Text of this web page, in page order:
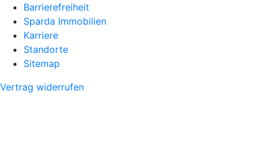
Barrierefreiheit
Sparda Immobilien
Karriere
Standorte
Sitemap
Vertrag widerrufen